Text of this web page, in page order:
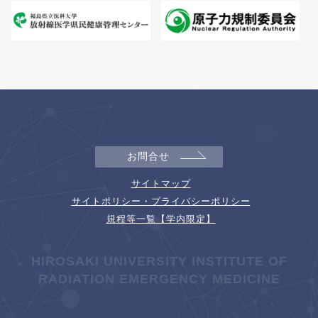
お問合せ
サイトマップ
サイトポリシー・プライバシーポリシー
規程等一覧【学内限定】
HIROSAKI UNIVERSITY INSTITUTE OF
RADIATION EMERGENCY MEDICINE